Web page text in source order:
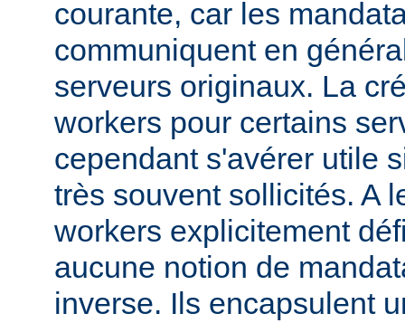
courante, car les
communiquent en
serveurs originaux. La
workers pour certains
cependant s'avérer utile
très souvent sollicités. A
workers explicitement
aucune notion de
inverse. Ils encapsulent